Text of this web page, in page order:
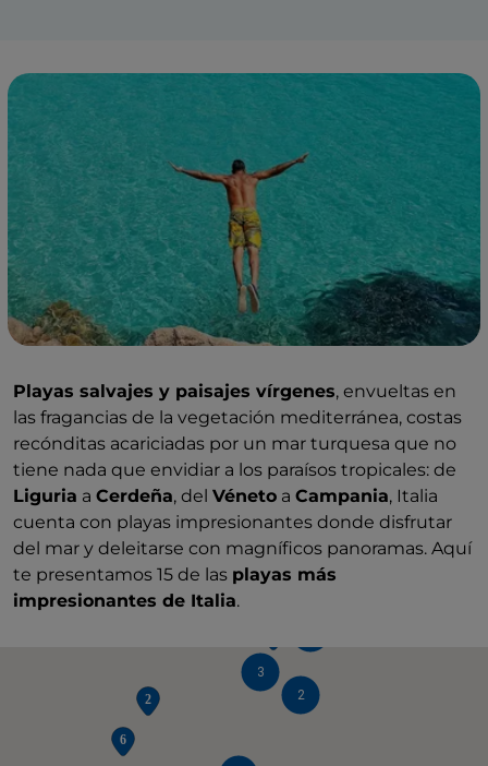
Playas salvajes y paisajes vírgenes, envueltas en
las fragancias de la vegetación mediterránea, costas
recónditas acariciadas por un mar turquesa que no
tiene nada que envidiar a los paraísos tropicales: de
Liguria a Cerdeña, del Véneto a Campania, Italia
cuenta con playas impresionantes donde disfrutar
del mar y deleitarse con magníficos panoramas. Aquí
te presentamos 15 de las playas más
impresionantes de Italia.
3
2